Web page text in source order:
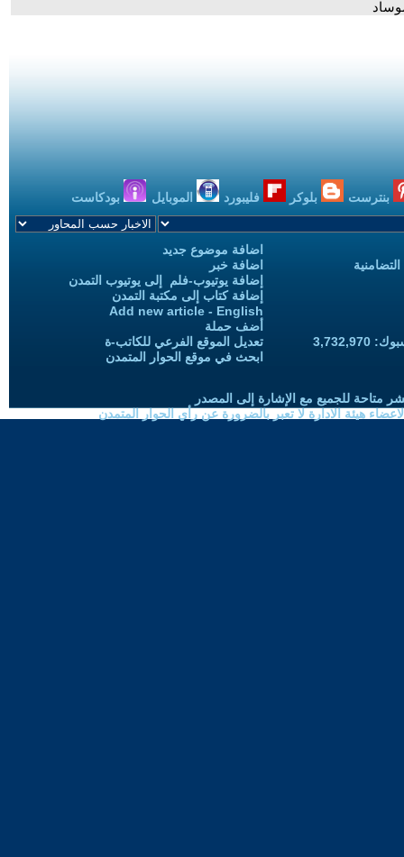
بنترست بلوكر فليبورد الموبايل بودكاست
اضافة موضوع جديد
اضافة خبر
إضافة يوتيوب-فلم إلى يوتيوب التمدن
إضافة كتاب إلى مكتبة التمدن
Add new article - English
أضف حملة
تعديل الموقع الفرعي للكاتب-ة
ابحث في موقع الحوار المتمدن
متاحة للجميع مع الإشارة إلى المصدر
هيئة الادارة لا تعبر بالضرورة عن رأي الحوار المتمدن